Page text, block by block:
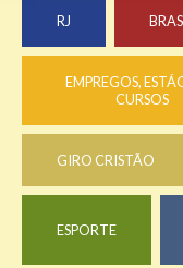
RJ
EMPREGOS,
CURSOS
GIRO CRISTÃO
ESPORTE